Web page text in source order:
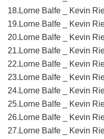
18.Lorne Balfe _ Kevin
19.Lorne Balfe _ Kevin
20.Lorne Balfe _ Kevin
21.Lorne Balfe _ Kevin
22.Lorne Balfe _ Kevin
23.Lorne Balfe _ Kevin
24.Lorne Balfe _ Kevin
25.Lorne Balfe _ Kevin
26.Lorne Balfe _ Kevin
27.Lorne Balfe _ Kevin